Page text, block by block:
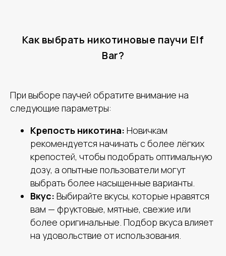
Как выбрать никотиновые паучи Elf
Bar?
При выборе паучей обратите внимание на
следующие параметры:
Крепость никотина: Новичкам
рекомендуется начинать с более лёгких
крепостей, чтобы подобрать оптимальную
дозу, а опытные пользователи могут
выбрать более насыщенные варианты.
Вкус: Выбирайте вкусы, которые нравятся
вам — фруктовые, мятные, свежие или
более оригинальные. Подбор вкуса влияет
на удовольствие от использования.